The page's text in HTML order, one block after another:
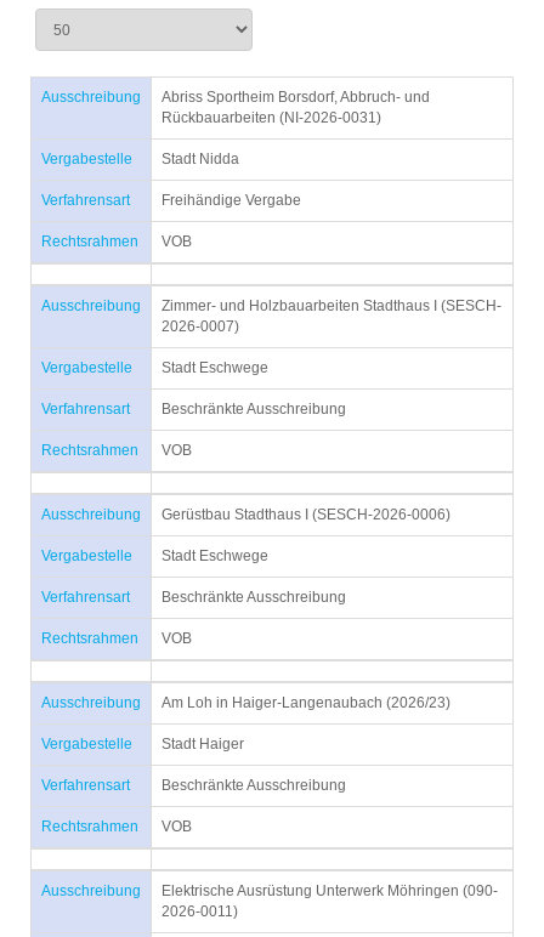
Ausschreibung
Abriss Sportheim Borsdorf, Abbruch- und
Rückbauarbeiten (NI-2026-0031)
Vergabestelle Stadt Nidda
Verfahrensart Freihändige Vergabe
Rechtsrahmen VOB
Ausschreibung
Zimmer- und Holzbauarbeiten Stadthaus I (SESCH-
2026-0007)
Vergabestelle Stadt Eschwege
Verfahrensart Beschränkte Ausschreibung
Rechtsrahmen VOB
Ausschreibung Gerüstbau Stadthaus I (SESCH-2026-0006)
Vergabestelle Stadt Eschwege
Verfahrensart Beschränkte Ausschreibung
Rechtsrahmen VOB
Ausschreibung Am Loh in Haiger-Langenaubach (2026/23)
Vergabestelle Stadt Haiger
Verfahrensart Beschränkte Ausschreibung
Rechtsrahmen VOB
Ausschreibung
Elektrische Ausrüstung Unterwerk Möhringen (090-
2026-0011)